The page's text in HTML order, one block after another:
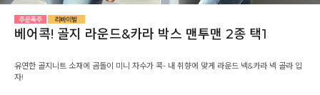
베어콕! 골지 라운드&카라 박스 맨투맨 2종 택1
유연한 골지니트 소재에 곰돌이 미니 자수가 콕- 내 취향에 맞게 라운드 넥&카라 넥 골라 입
자!